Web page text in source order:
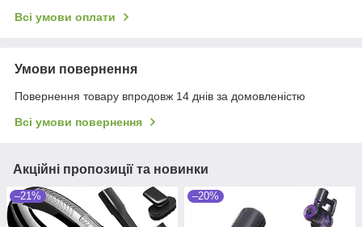
Всі умови оплати
Умови повернення
Повернення товару впродовж 14 днів за домовленістю
Всі умови повернення
Акційні пропозиції та новинки
–21% –20%